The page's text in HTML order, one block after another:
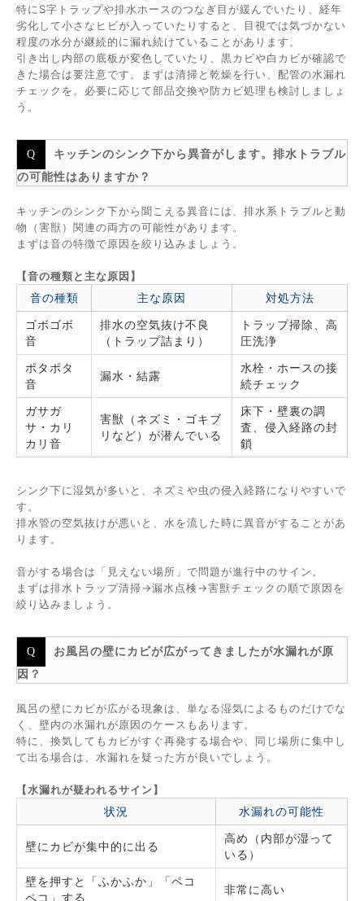
特にS字トラップや排水ホースのつなぎ目が緩んでいたり、経年
劣化して小さなヒビが入っていたりすると、目視では気づかない
程度の水分が継続的に漏れ続けていることがあります。
引き出し内部の底板が変色していたり、黒カビや白カビが確認で
きた場合は要注意です。まずは清掃と乾燥を行い、配管の水漏れ
チェックを。必要に応じて部品交換や防カビ処理も検討しましょ
う。
キッチンのシンク下から異音がします。排水トラブル
の可能性はありますか？
キッチンのシンク下から聞こえる異音には、排水系トラブルと動
物（害獣）関連の両方の可能性があります。
まずは音の特徴で原因を絞り込みましょう。
【音の種類と主な原因】
音の種類 主な原因
対処方法
ゴボゴボ
音
排水の空気抜け不良
（トラップ詰まり）
トラップ掃除、高
圧洗浄
ポタポタ
音
漏水・結露
水栓・ホースの接
続チェック
ガサガ
サ・カリ
カリ音
害獣（ネズミ・ゴキブ
リなど）が潜んでいる
床下・壁裏の調
査、侵入経路の封
鎖
シンク下に湿気が多いと、ネズミや虫の侵入経路になりやすいで
す。
排水管の空気抜けが悪いと、水を流した時に異音がすることがあ
ります。
音がする場合は「見えない場所」で問題が進行中のサイン。
まずは排水トラップ清掃→漏水点検→害獣チェックの順で原因を
絞り込みましょう。
お風呂の壁にカビが広がってきましたが水漏れが原
因？
風呂の壁にカビが広がる現象は、単なる湿気によるものだけでな
く、壁内の水漏れが原因のケースもあります。
特に、換気してもカビがすぐ再発する場合や、同じ場所に集中し
て出る場合は、水漏れを疑った方が良いでしょう。
【水漏れが疑われるサイン】
状況 水漏れの可能性
壁にカビが集中的に出る
高め（内部が湿って
いる）
壁を押すと「ふかふか」「ペコ
ペコ」する
非常に高い